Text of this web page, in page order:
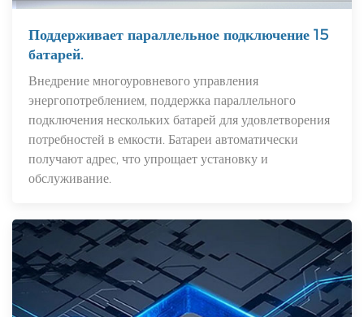
Поддерживает параллельное подключение 15
батарей.
Внедрение многоуровневого управления
энергопотреблением, поддержка параллельного
подключения нескольких батарей для удовлетворения
потребностей в емкости. Батареи автоматически
получают адрес, что упрощает установку и
обслуживание.